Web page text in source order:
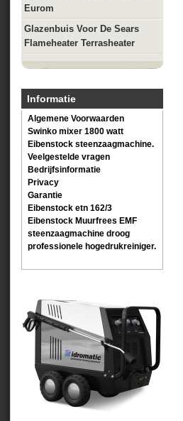
Eurom
Glazenbuis Voor De Sears
Flameheater Terrasheater
Informatie
Algemene Voorwaarden
Swinko mixer 1800 watt
Eibenstock steenzaagmachine.
Veelgestelde vragen
Bedrijfsinformatie
Privacy
Garantie
Eibenstock etn 162/3
Eibenstock Muurfrees EMF
steenzaagmachine droog
professionele hogedrukreiniger.